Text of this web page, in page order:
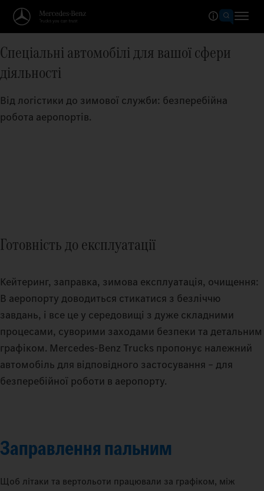
Спеціальні автомобілі для вашої сфери
діяльності
Від логістики до зимової служби: безперебійна
робота аеропортів.
Готовність до експлуатації
Кейтеринг, заправка, зимова експлуатація, очищення:
В аеропорту доводиться стикатися з безліччю
завдань, і все це у середовищі з дуже складними
процесами, суворими заходами безпеки та детальним
графіком. Mercedes‑Benz Trucks пропонує належний
автомобіль для відповідного застосування – для
безперебійної роботи в аеропорту.
Заправлення пальним
Щоб літаки та вертольоти працювали за графіком, між